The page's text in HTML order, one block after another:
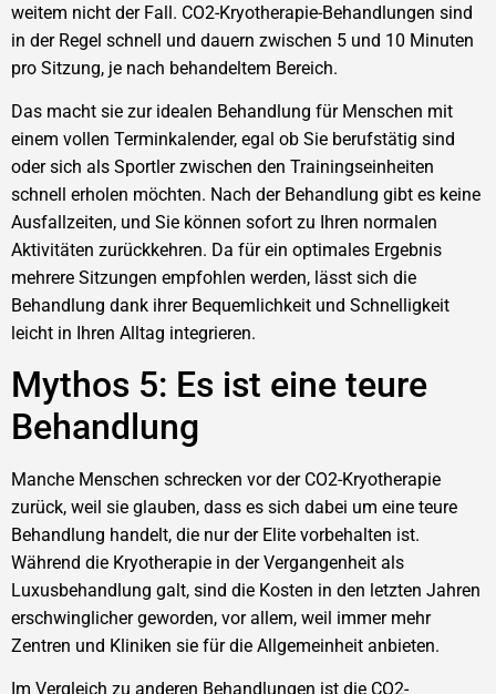
weitem nicht der Fall. CO2-Kryotherapie-Behandlungen sind
in der Regel schnell und dauern zwischen 5 und 10 Minuten
pro Sitzung, je nach behandeltem Bereich.
Das macht sie zur idealen Behandlung für Menschen mit
einem vollen Terminkalender, egal ob Sie berufstätig sind
oder sich als Sportler zwischen den Trainingseinheiten
schnell erholen möchten. Nach der Behandlung gibt es keine
Ausfallzeiten, und Sie können sofort zu Ihren normalen
Aktivitäten zurückkehren. Da für ein optimales Ergebnis
mehrere Sitzungen empfohlen werden, lässt sich die
Behandlung dank ihrer Bequemlichkeit und Schnelligkeit
leicht in Ihren Alltag integrieren.
Mythos 5: Es ist eine teure
Behandlung
Manche Menschen schrecken vor der CO2-Kryotherapie
zurück, weil sie glauben, dass es sich dabei um eine teure
Behandlung handelt, die nur der Elite vorbehalten ist.
Während die Kryotherapie in der Vergangenheit als
Luxusbehandlung galt, sind die Kosten in den letzten Jahren
erschwinglicher geworden, vor allem, weil immer mehr
Zentren und Kliniken sie für die Allgemeinheit anbieten.
Im Vergleich zu anderen Behandlungen ist die CO2-